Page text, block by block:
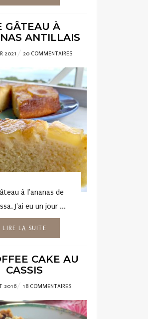
GÂTEAU À
ANTILLAIS
2021 20 COMMENTAIRES
à l'ananas de
J'ai eu un jour ...
LIRE LA SUITE
CAKE AU
CASSIS
2016 18 COMMENTAIRES